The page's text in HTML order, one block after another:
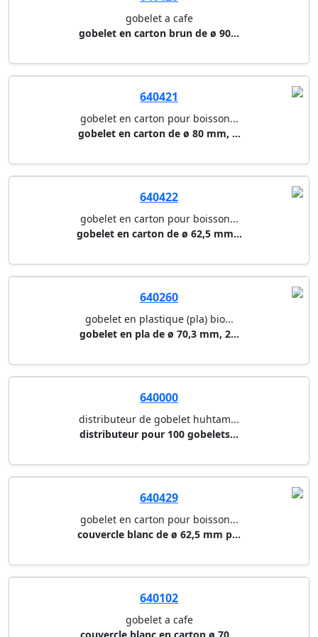
gobelet a cafe
gobelet en carton brun de ø 90...
640421
gobelet en carton pour boisson...
gobelet en carton de ø 80 mm, ...
640422
gobelet en carton pour boisson...
gobelet en carton de ø 62,5 mm...
640260
gobelet en plastique (pla) bio...
gobelet en pla de ø 70,3 mm, 2...
640000
distributeur de gobelet huhtam...
distributeur pour 100 gobelets...
640429
gobelet en carton pour boisson...
couvercle blanc de ø 62,5 mm p...
640102
gobelet a cafe